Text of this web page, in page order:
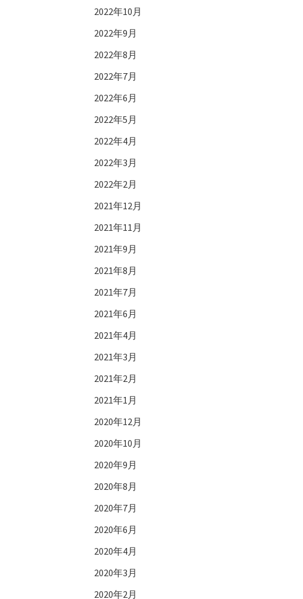
2022年10月
2022年9月
2022年8月
2022年7月
2022年6月
2022年5月
2022年4月
2022年3月
2022年2月
2021年12月
2021年11月
2021年9月
2021年8月
2021年7月
2021年6月
2021年4月
2021年3月
2021年2月
2021年1月
2020年12月
2020年10月
2020年9月
2020年8月
2020年7月
2020年6月
2020年4月
2020年3月
2020年2月